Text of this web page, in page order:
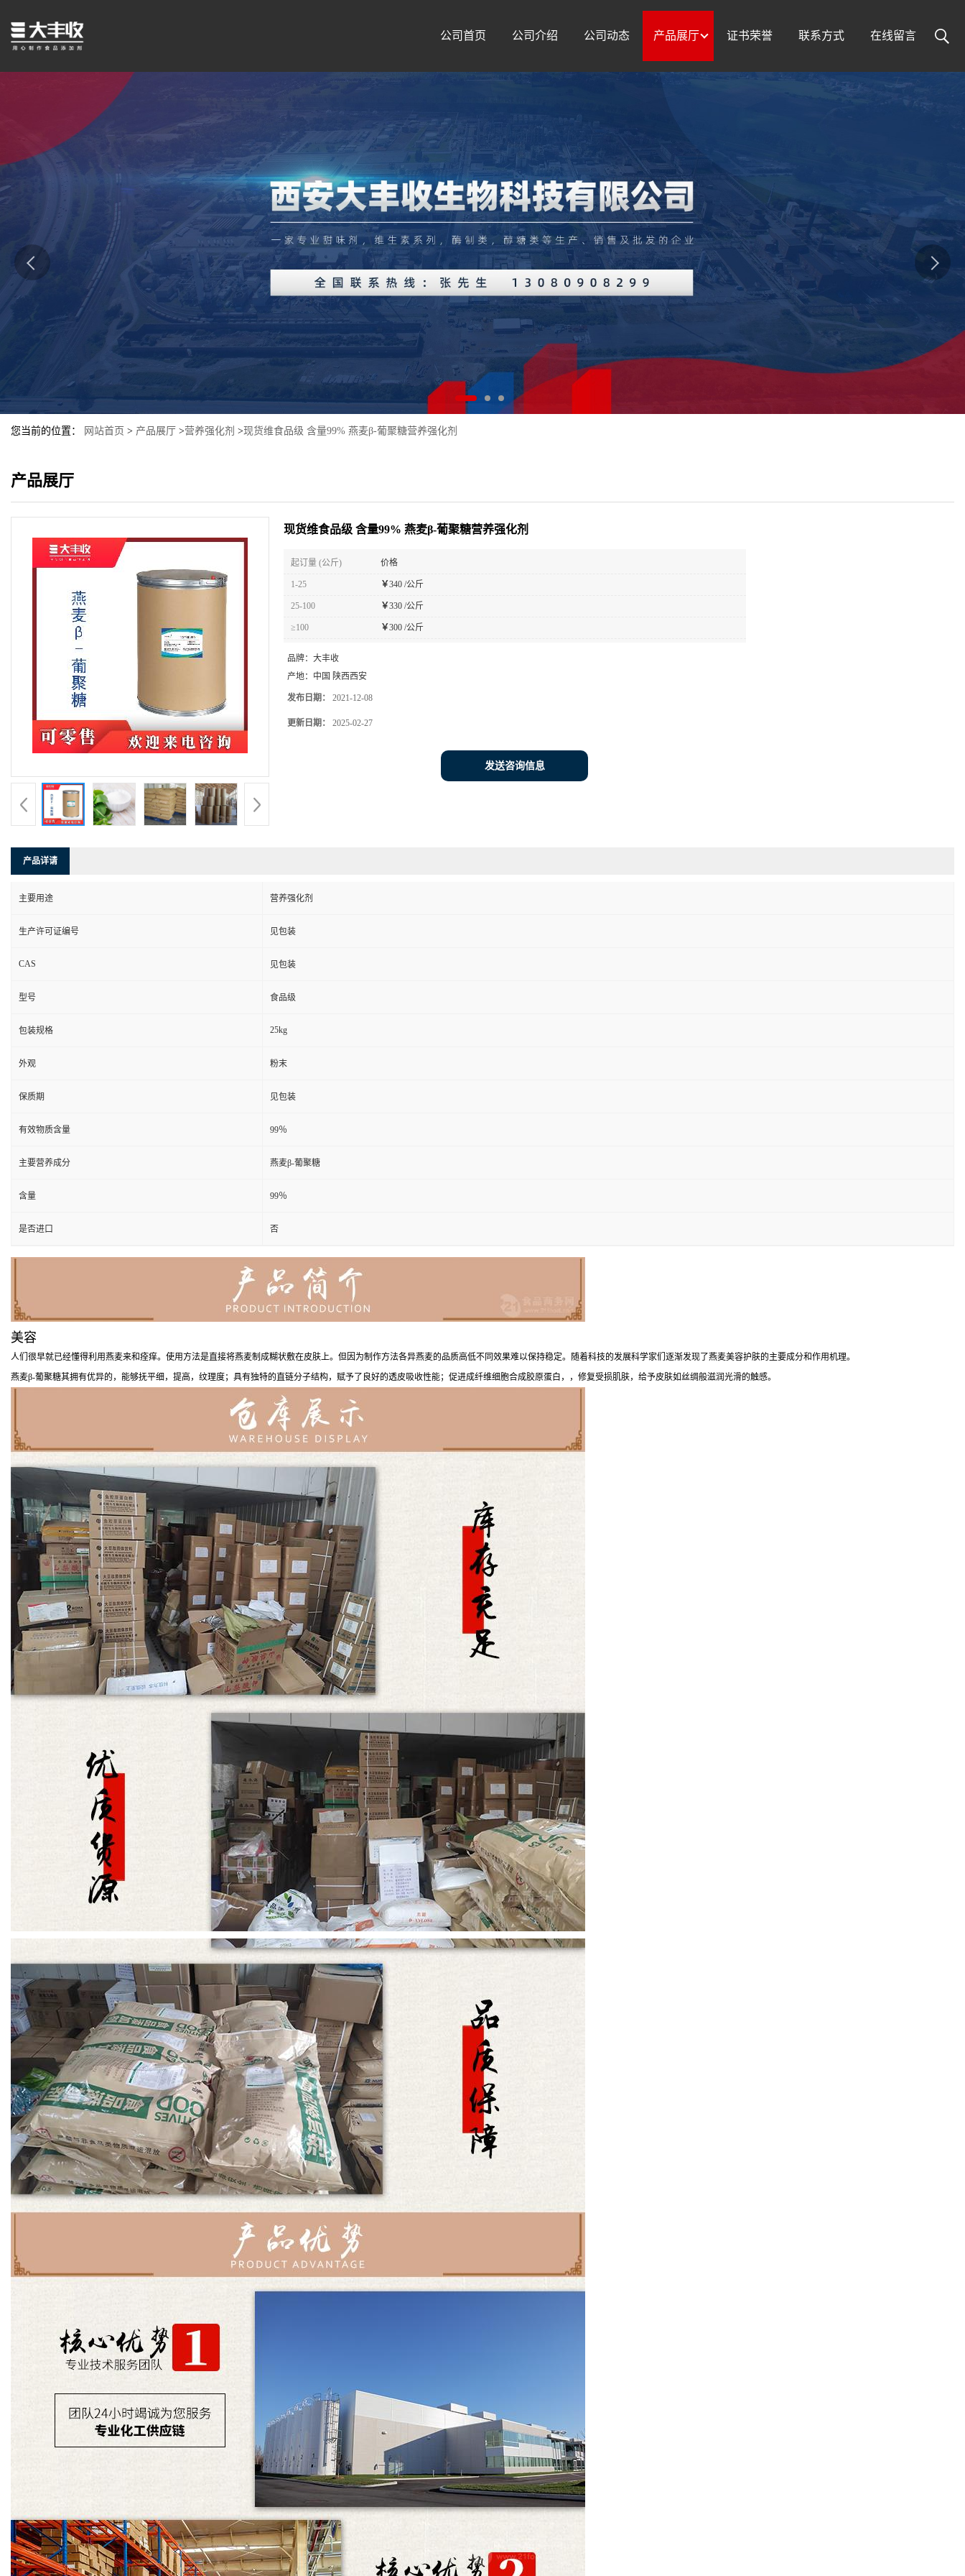
公司首页 公司介绍 公司动态 产品展厅 证书荣誉 联系方式 在线留言
您当前的位置： 网站首页 > 产品展厅 >营养强化剂 >现货维食品级 含量99% 燕麦β-葡聚糖营养强化剂
产品展厅
现货维食品级 含量99% 燕麦β-葡聚糖营养强化剂
起订量 (公斤) 价格
1-25 ￥340 /公斤
25-100 ￥330 /公斤
≥100 ￥300 /公斤
品牌： 大丰收
产地： 中国 陕西西安
发布日期： 2021-12-08
更新日期： 2025-02-27
发送咨询信息
产品详请
主要用途 营养强化剂
生产许可证编号 见包装
CAS 见包装
型号 食品级
包装规格 25kg
外观 粉末
保质期 见包装
有效物质含量 99％
主要营养成分 燕麦β-葡聚糖
含量 99％
是否进口 否
美容
人们很早就已经懂得利用燕麦来和痊痒。使用方法是直接将燕麦制成糊状敷在皮肤上。但因为制作方法各异燕麦的品质高低不同效果难以保持稳定。随着科技的发展科学家们逐渐发现了燕麦美容护肤的主要成分和作用机理。
燕麦β-葡聚糖其拥有优异的，能够抚平细，提高，纹理度；具有独特的直链分子结构，赋予了良好的透皮吸收性能；促进成纤维细胞合成胶原蛋白，，修复受损肌肤，给予皮肤如丝绸般滋润光滑的触感。